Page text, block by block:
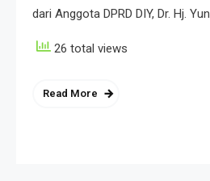
dari Anggota DPRD DIY, Dr. Hj.
26 total views
Read More